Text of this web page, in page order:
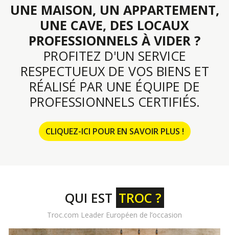
UNE MAISON, UN APPARTEMENT,
UNE CAVE, DES LOCAUX
PROFESSIONNELS À VIDER ?
PROFITEZ D'UN SERVICE
RESPECTUEUX DE VOS BIENS ET
RÉALISÉ PAR UNE ÉQUIPE DE
PROFESSIONNELS CERTIFIÉS.
CLIQUEZ-ICI POUR EN SAVOIR PLUS !
QUI EST TROC ?
Troc.com Leader Européen de l’occasion